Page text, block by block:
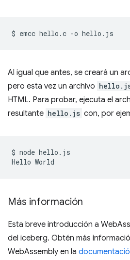
$ emcc hello.c -o
Al igual que antes, se creará un
pero esta vez un archivo
HTML. Para probar, ejecuta el
resultante hello.js con, por
$ node hello.js
Hello
Más información
Esta breve introducción a
del iceberg. Obtén más
WebAssembly en la